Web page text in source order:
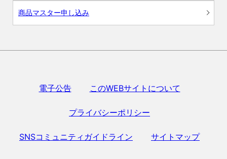
商品マスター申し込み
電子公告 このWEBサイトについて
プライバシーポリシー
SNSコミュニティガイドライン サイトマップ